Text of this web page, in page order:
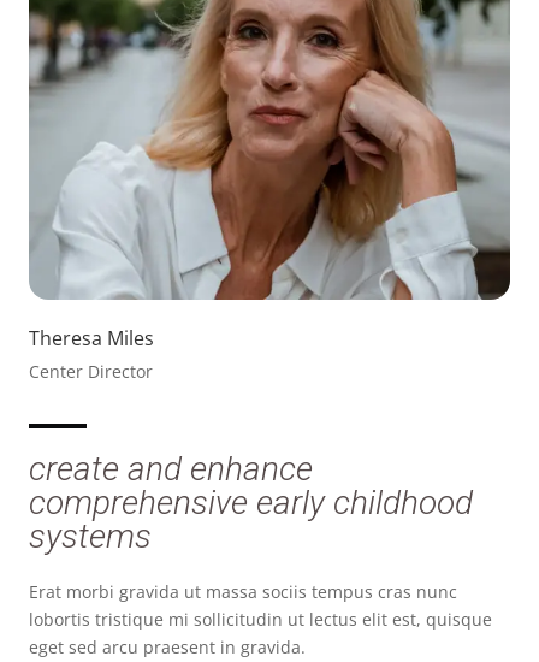
Theresa Miles
Center Director
create and enhance
comprehensive early childhood
systems
Erat morbi gravida ut massa sociis tempus cras nunc
lobortis tristique mi sollicitudin ut lectus elit est, quisque
eget sed arcu praesent in gravida.